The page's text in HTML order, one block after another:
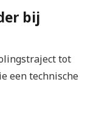
bij
tot
een technische